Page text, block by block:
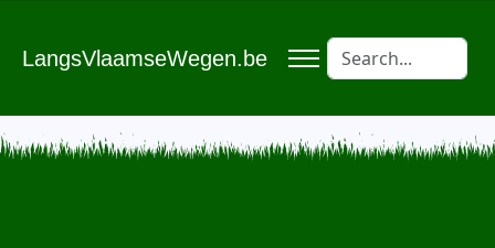
LangsVlaamseWegen.be